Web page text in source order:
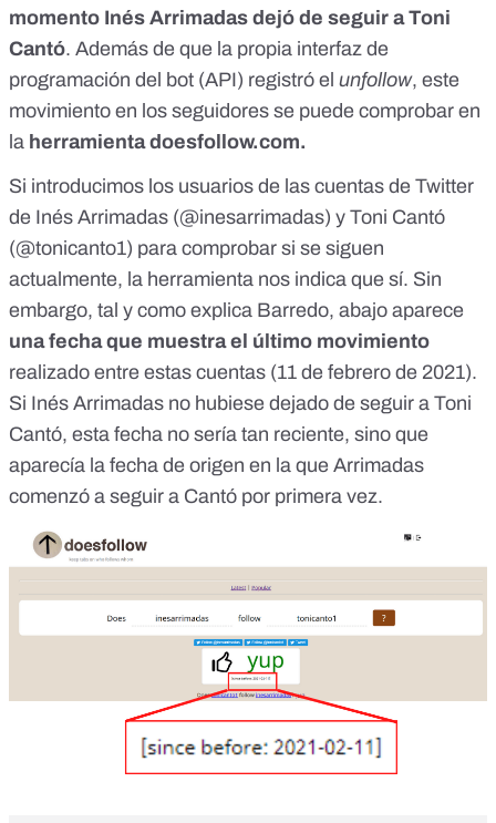
momento Inés Arrimadas dejó de seguir a Toni
Cantó. Además de que la propia interfaz de
programación del bot (API) registró el unfollow, este
movimiento en los seguidores se puede comprobar en
la herramienta doesfollow.com.
Si introducimos los usuarios de las cuentas de Twitter
de Inés Arrimadas (@inesarrimadas) y Toni Cantó
(@tonicanto1) para comprobar si se siguen
actualmente, la herramienta nos indica que sí. Sin
embargo, tal y como explica Barredo, abajo aparece
una fecha que muestra el último movimiento
realizado entre estas cuentas (11 de febrero de 2021).
Si Inés Arrimadas no hubiese dejado de seguir a Toni
Cantó, esta fecha no sería tan reciente, sino que
aparecía la fecha de origen en la que Arrimadas
comenzó a seguir a Cantó por primera vez.